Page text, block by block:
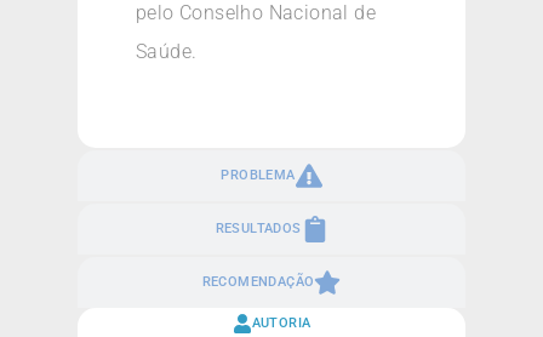
PROBLEMA
RESULTADOS
RECOMENDAÇÃO
pelo Conselho Nacional de
Saúde.
AUTORIA